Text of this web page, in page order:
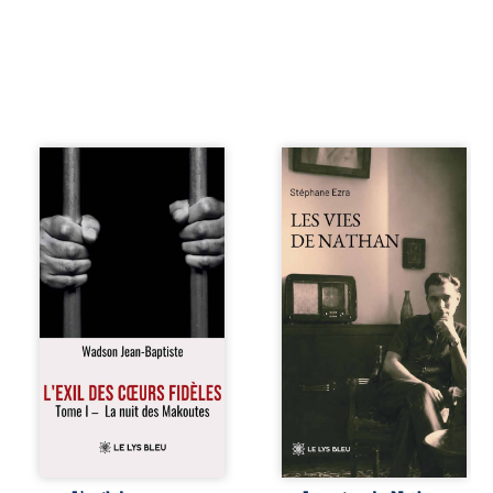
« Une nuit suffit
parfois pour briser
une famille… mais
certaines fidélités
traversent les
années. » Haïti,
sous la dictature
des Duvalier. La
jusque dans les
villages les plus
Jean-Joël Joli
mène une
avec sa famille.
respecté, il refuse
Les vies de
Nathan est un
né en trois jours,
au printemps
2026. Pour la
première fois,
Stéphane Ezra,
médium, a pu
communiquer
avec son père,
disparu depuis
plus de vingt ans
et qu’il n’a jamais
connu. De ce
dialogue par-delà
la mort naissent
des poèmes qui